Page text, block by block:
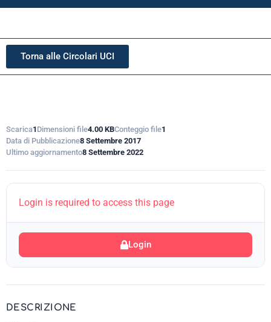
Torna alle Circolari UCI
Scarica1 Dimensioni file4.00 KBConteggio file1
Data di Pubblicazione8 Settembre 2017
Ultimo aggiornamento8 Settembre 2022
Login is required to access this page
Login
DESCRIZIONE